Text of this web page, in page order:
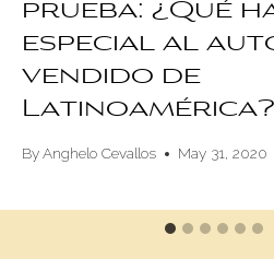
prueba: ¿Qué
especial al
vendido de
Latinoamérica?
ByAnghelo Cevallos May 31, 2020